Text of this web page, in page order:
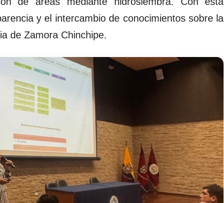
y el intercambio de conocimientos sobre la
de Zamora Chinchipe.